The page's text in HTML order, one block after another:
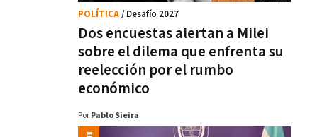
Dos encuestas alertan a Milei
sobre el dilema que enfrenta su
reelección por el rumbo
económico
POLÍTICA/ Desafío 2027
Por Pablo Sieira